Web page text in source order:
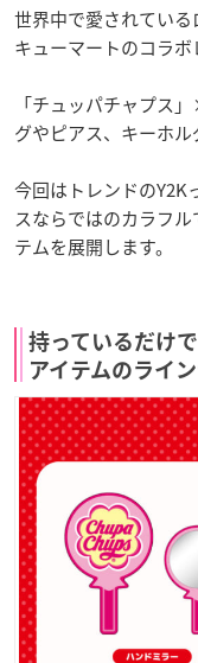
世界中で愛されてい
キューマートのコラボ
「チュッパチャプス
グやピアス、キーホル
今回はトレンドのY2K
スならではのカラフ
テムを展開します。
持っているだけ
アイテムのライ